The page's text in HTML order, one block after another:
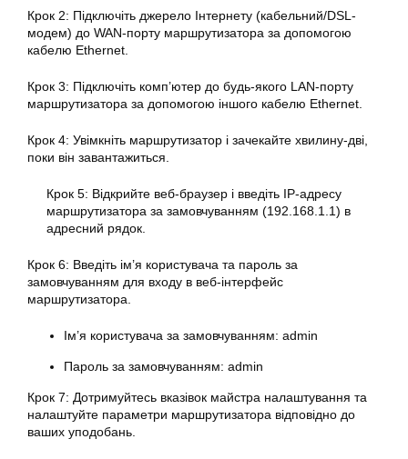
Крок 2: Підключіть джерело Інтернету (кабельний/DSL-
модем) до WAN-порту маршрутизатора за допомогою
кабелю Ethernet.
Крок 3: Підключіть комп’ютер до будь-якого LAN-порту
маршрутизатора за допомогою іншого кабелю Ethernet.
Крок 4: Увімкніть маршрутизатор і зачекайте хвилину-дві,
поки він завантажиться.
Крок 5: Відкрийте веб-браузер і введіть IP-адресу
маршрутизатора за замовчуванням (192.168.1.1) в
адресний рядок.
Крок 6: Введіть ім’я користувача та пароль за
замовчуванням для входу в веб-інтерфейс
маршрутизатора.
Ім’я користувача за замовчуванням: admin
Пароль за замовчуванням: admin
Крок 7: Дотримуйтесь вказівок майстра налаштування та
налаштуйте параметри маршрутизатора відповідно до
ваших уподобань.